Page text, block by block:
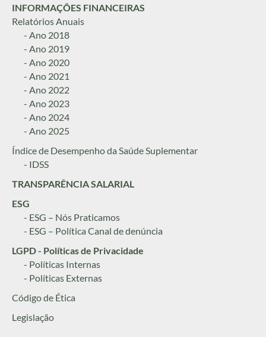
INFORMAÇÕES FINANCEIRAS
Relatórios Anuais
- Ano 2018
- Ano 2019
- Ano 2020
- Ano 2021
- Ano 2022
- Ano 2023
- Ano 2024
- Ano 2025
Índice de Desempenho da Saúde Suplementar
- IDSS
TRANSPARÊNCIA SALARIAL
ESG
- ESG – Nós Praticamos
- ESG – Política Canal de denúncia
LGPD - Políticas de Privacidade
- Políticas Internas
- Políticas Externas
Código de Ética
Legislação